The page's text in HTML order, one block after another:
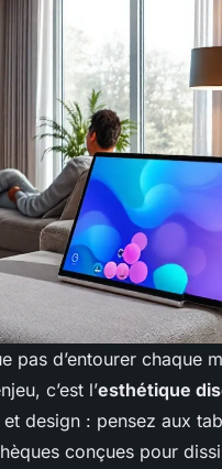
pas d’entourer chaque
c’est l’esthétique
design : pensez aux
conçues pour